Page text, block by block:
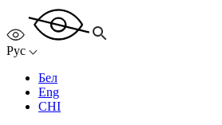
Рус
Бел
Eng
CHI